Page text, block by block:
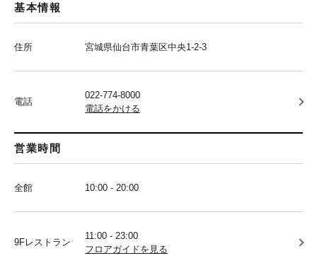
基本情報
住所 宮城県仙台市青葉区中央1-2-3
電話
022-774-8000
電話をかける
営業時間
全館 10:00 - 20:00
9Fレストラン
11:00 - 23:00
フロアガイドを見る